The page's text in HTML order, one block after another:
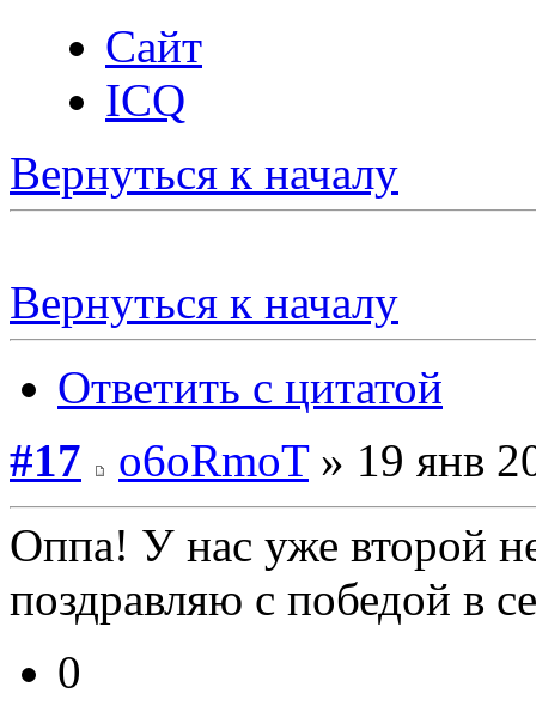
Сайт
ICQ
Вернуться к началу
Вернуться к началу
Ответить с цитатой
#17
o6oRmoT» 19 янв
Оппа! У нас уже второй
поздравляю с победой в
0